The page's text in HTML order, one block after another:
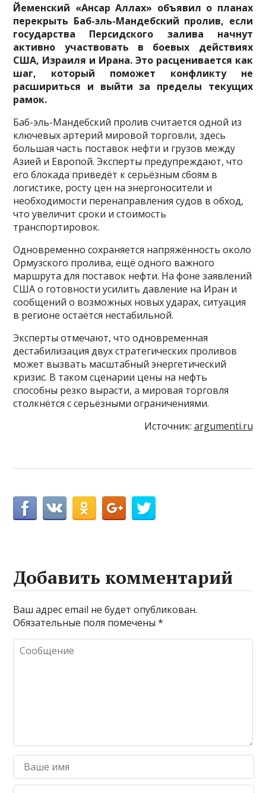
Йеменский «Ансар Аллах» объявил о планах
перекрыть Баб-эль-Мандебский пролив, если
государства Персидского залива начнут
активно участвовать в боевых действиях
США, Израиля и Ирана. Это расценивается как
шаг, который поможет конфликту не
расшириться и выйти за пределы текущих
рамок.
Баб-эль-Мандебский пролив считается одной из
ключевых артерий мировой торговли, здесь
большая часть поставок нефти и грузов между
Азией и Европой. Эксперты предупреждают, что
его блокада приведёт к серьёзным сбоям в
логистике, росту цен на энергоносители и
необходимости перенаправления судов в обход,
что увеличит сроки и стоимость
транспортировок.
Одновременно сохраняется напряжённость около
Ормузского пролива, ещё одного важного
маршрута для поставок нефти. На фоне заявлений
США о готовности усилить давление на Иран и
сообщений о возможных новых ударах, ситуация
в регионе остаётся нестабильной.
Эксперты отмечают, что одновременная
дестабилизация двух стратегических проливов
может вызвать масштабный энергетический
кризис. В таком сценарии цены на нефть
способны резко вырасти, а мировая торговля
столкнётся с серьёзными ограничениями.
Источник: argumenti.ru
Добавить комментарий
Ваш адрес email не будет опубликован.
Обязательные поля помечены*